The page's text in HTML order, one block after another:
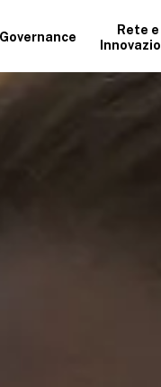
Governance
Rete e